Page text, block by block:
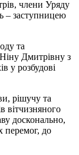
члени Уряду
– заступницею
та
Дмитрівну з
у розбудові
рішучу та
вітчизняного
досконально,
перемог, до